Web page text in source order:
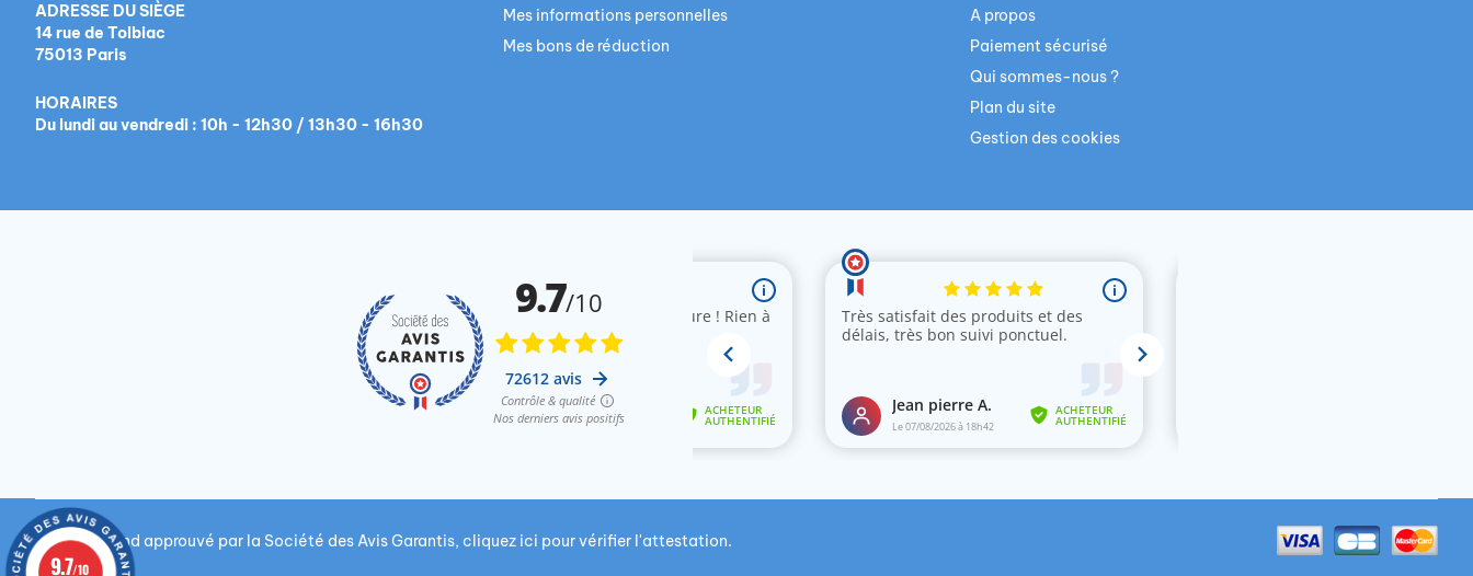
ADRESSE DU SIÈGE
14 rue de Tolbiac
75013 Paris
HORAIRES
Du lundi au vendredi : 10h - 12h30 / 13h30 - 16h30
Mes informations personnelles
Mes bons de réduction
A propos
Paiement sécurisé
Qui sommes-nous ?
Plan du site
Gestion des cookies
Marchand approuvé par la Société des Avis Garantis, cliquez ici pour vérifier l'attestation.
9.7/10